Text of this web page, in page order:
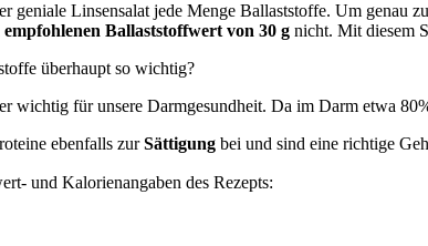
geniale Linsensalat jede Menge Ballaststoffe. Um genau
empfohlenen Ballaststoffwert von 30 g nicht. Mit diesem
überhaupt so wichtig?
wichtig für unsere Darmgesundheit. Da im Darm etwa
ebenfalls zurSättigung bei und sind eine richtige
und Kalorienangaben des Rezepts: